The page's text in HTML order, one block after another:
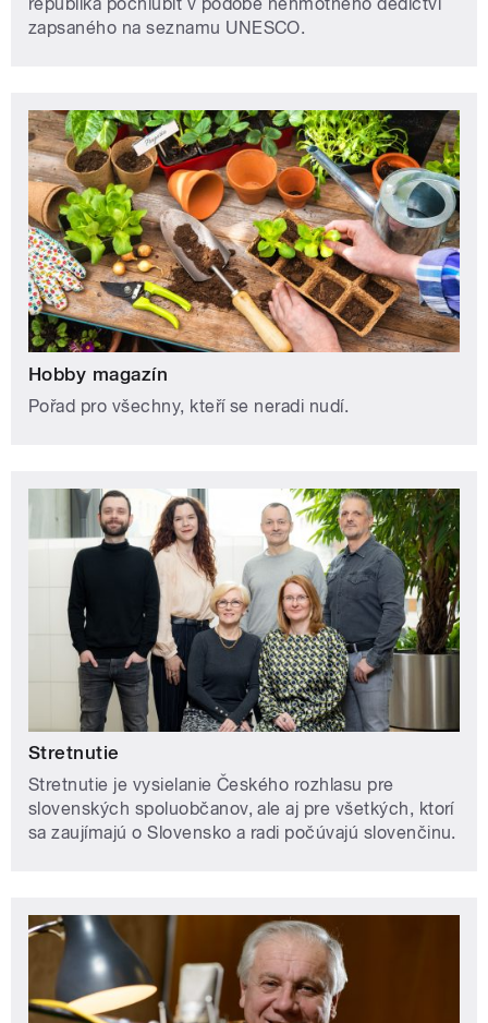
zapsaného na seznamu UNESCO.
Hobby magazín
Pořad pro všechny, kteří se neradi nudí.
Stretnutie
Stretnutie je vysielanie Českého rozhlasu pre
slovenských spoluobčanov, ale aj pre všetkých, ktorí
sa zaujímajú o Slovensko a radi počúvajú slovenčinu.